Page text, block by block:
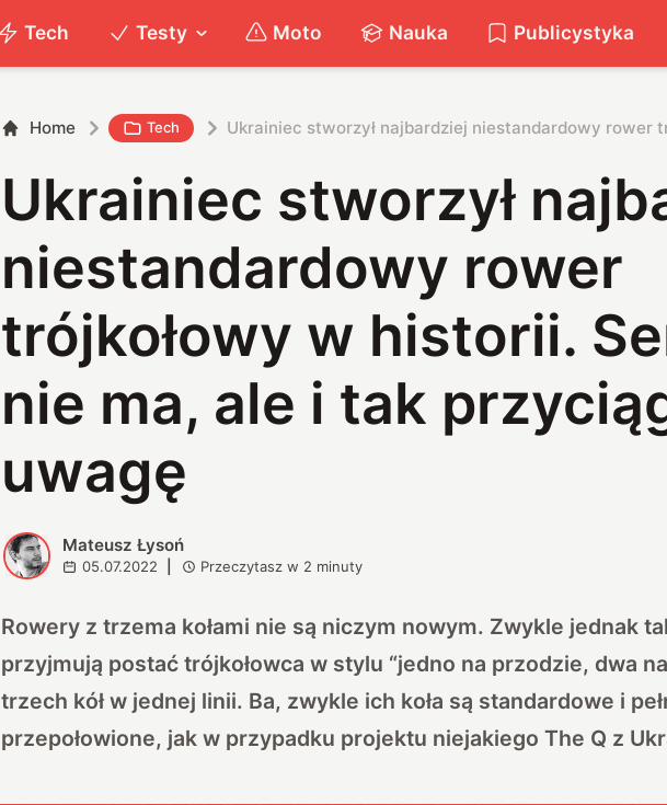
Tech Testy Moto Nauka Publicystyka
Home Tech Ukrainiec stworzył najbardziej niestandardowy rower
Ukrainiec stworzył
niestandardowy rower
trójkołowy w historii.
nie ma, ale i tak
uwagę
M Mateusz Łysoń
05.07.2022 Przeczytasz w 2 minuty
Rowery z trzema kołami nie są niczym nowym. Zwykle jednak
przyjmują postać trójkołowca w stylu “jedno na przodzie, dwa
trzech kół w jednej linii. Ba, zwykle ich koła są standardowe i
przepołowione, jak w przypadku projektu niejakiego The Q z